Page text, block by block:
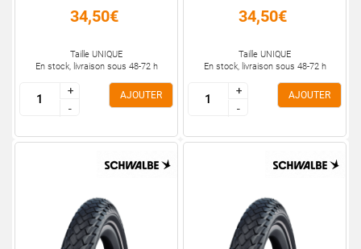
34,50€
Taille UNIQUE
En stock, livraison sous 48-72 h
+
-
+
-
AJOUTER
34,50€
Taille UNIQUE
En stock, livraison sous 48-72 h
+
-
+
-
AJOUTER